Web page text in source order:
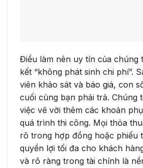
Điều làm nên uy tín của chúng
kết “không phát sinh chi phí”.
viên khảo sát và báo giá, con
cuối cùng bạn phải trả. Chúng
việc vẽ vời thêm các khoản
quá trình thi công. Mọi thỏa
rõ trong hợp đồng hoặc phiếu
quyền lợi tối đa cho khách
và rõ ràng trong tài chính là